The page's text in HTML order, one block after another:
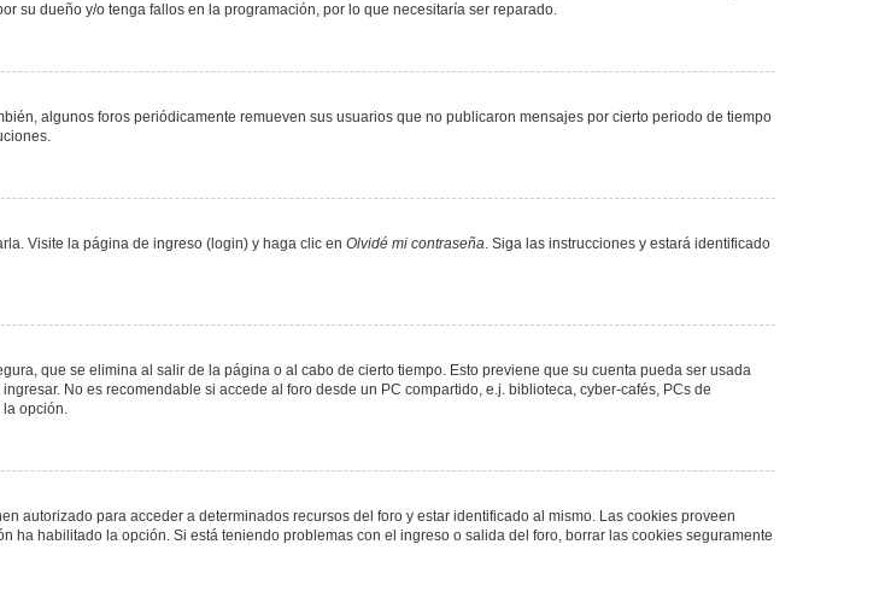
su dueño y/o tenga fallos en la programación, por lo que necesitaría ser reparado.
algunos foros periódicamente remueven sus usuarios que no publicaron mensajes por cierto periodo de tiempo
Visite la página de ingreso (login) y haga clic en Olvidé mi contraseña. Siga las instrucciones y estará identificado
que se elimina al salir de la página o al cabo de cierto tiempo. Esto previene que su cuenta pueda ser usada
No es recomendable si accede al foro desde un PC compartido, e.j. biblioteca, cyber-cafés, PCs de
la opción.
autorizado para acceder a determinados recursos del foro y estar identificado al mismo. Las cookies proveen
habilitado la opción. Si está teniendo problemas con el ingreso o salida del foro, borrar las cookies seguramente